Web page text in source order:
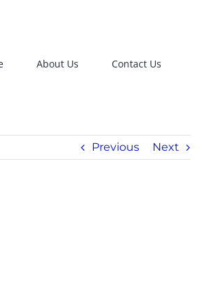
About Us Contact Us
Previous Next